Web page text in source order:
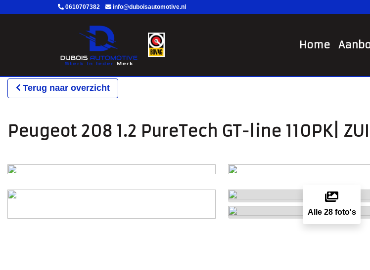
0610707382 info@duboisautomotive.nl
Home
Terug naar overzicht
Peugeot 208 1.2 PureTech GT-line 110PK|
Alle 28 foto's